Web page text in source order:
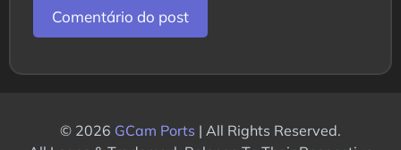
© 2026 GCam Ports | All Rights Reserved.